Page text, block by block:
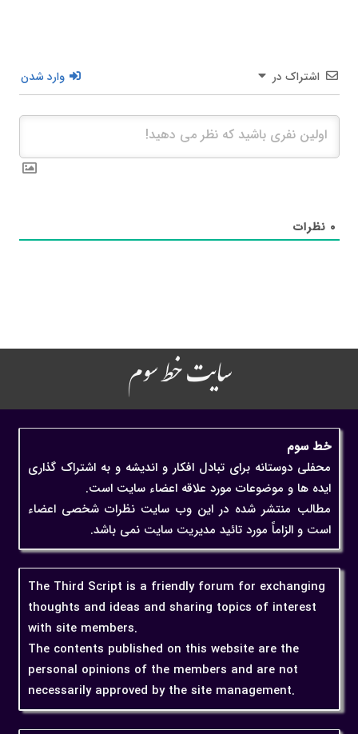
اشتراک در وارد شدن
۰ نظرات
سایت خط سوم
خط سوم
محفلی دوستانه برای تبادل افکار و اندیشه و به اشتراک گذاری
ایده ها و موضوعات مورد علاقه اعضاء سایت است.
مطالب منتشر شده در این وب سایت نظرات شخصی اعضاء
است و الزاماً مورد تائید مدیریت سایت نمی باشد.
The Third Script is a friendly forum for exchanging
thoughts and ideas and sharing topics of interest
with site members.
The contents published on this website are the
personal opinions of the members and are not
necessarily approved by the site management.